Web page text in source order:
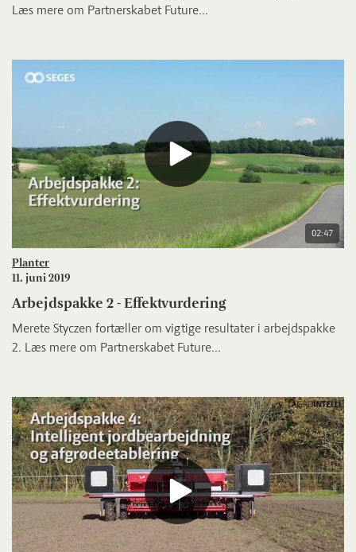
Læs mere om Partnerskabet Future...
02:47
Planter
11. juni 2019
Arbejdspakke 2 - Effektvurdering
Merete Styczen fortæller om vigtige resultater i arbejdspakke
2. Læs mere om Partnerskabet Future...